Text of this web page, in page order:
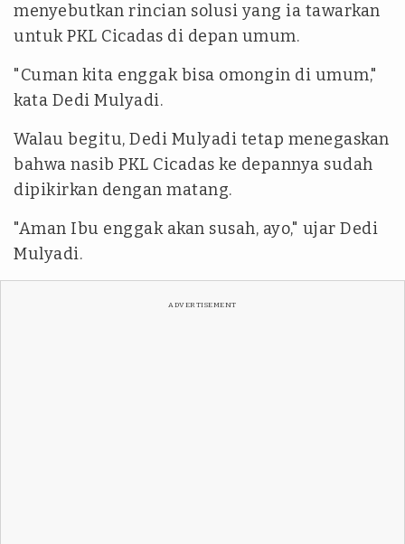
menyebutkan rincian solusi yang ia tawarkan
untuk PKL Cicadas di depan umum.
"Cuman kita enggak bisa omongin di umum,"
kata Dedi Mulyadi.
Walau begitu, Dedi Mulyadi tetap menegaskan
bahwa nasib PKL Cicadas ke depannya sudah
dipikirkan dengan matang.
"Aman Ibu enggak akan susah, ayo," ujar Dedi
Mulyadi.
ADVERTISEMENT